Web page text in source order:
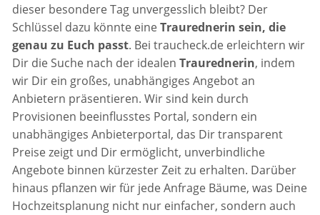
dieser besondere Tag unvergesslich bleibt? Der
Schlüssel dazu könnte eineTraurednerin sein, die
genau zu Euch passt. Bei traucheck.de erleichtern wir
Dir die Suche nach der idealenTraurednerin, indem
wir Dir ein großes, unabhängiges Angebot an
Anbietern präsentieren. Wir sind kein durch
Provisionen beeinflusstes Portal, sondern ein
unabhängiges Anbieterportal, das Dir transparent
Preise zeigt und Dir ermöglicht, unverbindliche
Angebote binnen kürzester Zeit zu erhalten. Darüber
hinaus pflanzen wir für jede Anfrage Bäume, was Deine
Hochzeitsplanung nicht nur einfacher, sondern auch